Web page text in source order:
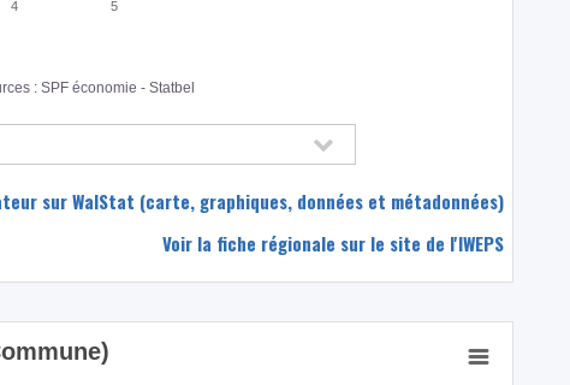
4 5
: SPF économie - Statbel
sur WalStat (carte, graphiques, données et métadonnées)
Voir la fiche régionale sur le site de l'IWEPS